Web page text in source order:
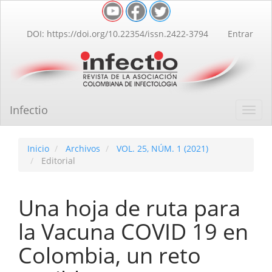
Contenido
principal
lateral
DOI: https://doi.org/10.22354/issn.2422-3794 Entrar
Infectio
Inicio Archivos
VOL. 25, NÚM. 1 (2021)
Editorial
Una hoja de ruta para
la Vacuna COVID 19 en
Colombia, un reto